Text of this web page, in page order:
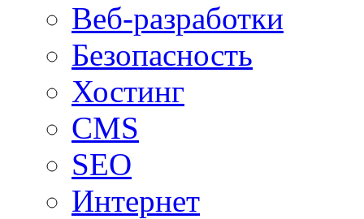
Веб-разработки
Безопасность
Хостинг
CMS
SEO
Интернет